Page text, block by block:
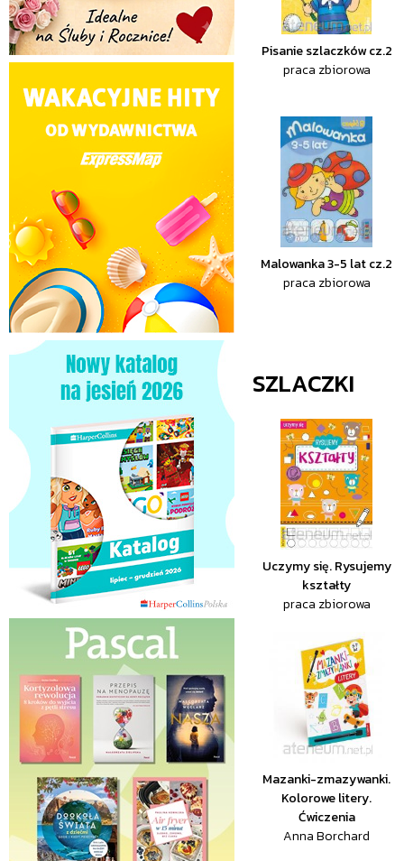
Pisanie szlaczków cz.2
praca zbiorowa
Malowanka 3-5 lat cz.2
praca zbiorowa
SZLACZKI
Uczymy się. Rysujemy
kształty
praca zbiorowa
Mazanki-zmazywanki.
Kolorowe litery.
Ćwiczenia
Anna Borchard